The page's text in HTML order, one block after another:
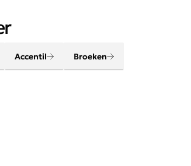
Accentil Broeken